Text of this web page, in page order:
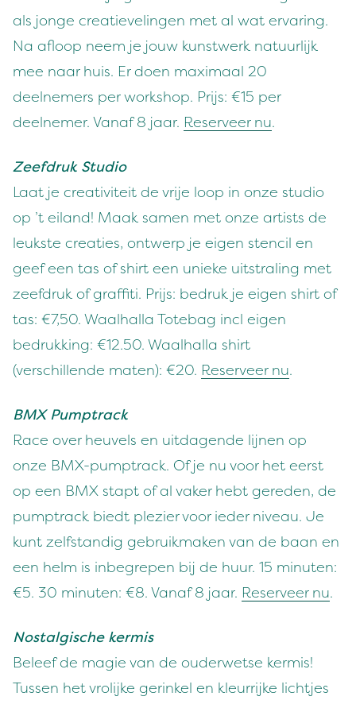
als jonge creatievelingen met al wat ervaring.
Na afloop neem je jouw kunstwerk natuurlijk
mee naar huis. Er doen maximaal 20
deelnemers per workshop. Prijs: €15 per
deelnemer. Vanaf 8 jaar. Reserveer nu.
Zeefdruk Studio
Laat je creativiteit de vrije loop in onze studio
op ’t eiland! Maak samen met onze artists de
leukste creaties, ontwerp je eigen stencil en
geef een tas of shirt een unieke uitstraling met
zeefdruk of graffiti. Prijs: bedruk je eigen shirt of
tas: €7,50. Waalhalla Totebag incl eigen
bedrukking: €12.50. Waalhalla shirt
(verschillende maten): €20. Reserveer nu.
BMX Pumptrack
Race over heuvels en uitdagende lijnen op
onze BMX-pumptrack. Of je nu voor het eerst
op een BMX stapt of al vaker hebt gereden, de
pumptrack biedt plezier voor ieder niveau. Je
kunt zelfstandig gebruikmaken van de baan en
een helm is inbegrepen bij de huur. 15 minuten:
€5. 30 minuten: €8. Vanaf 8 jaar. Reserveer nu.
Nostalgische kermis
Beleef de magie van de ouderwetse kermis!
Tussen het vrolijke gerinkel en kleurrijke lichtjes